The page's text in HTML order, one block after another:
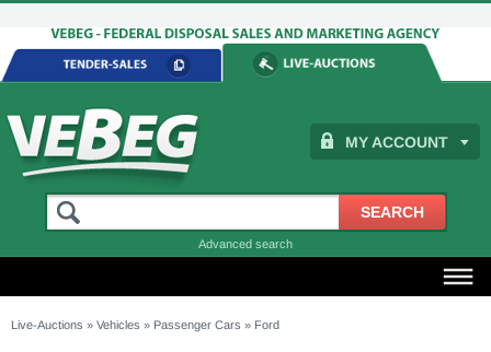
MY ACCOUNT
Advanced search
Live-Auctions » Vehicles » Passenger Cars » Ford